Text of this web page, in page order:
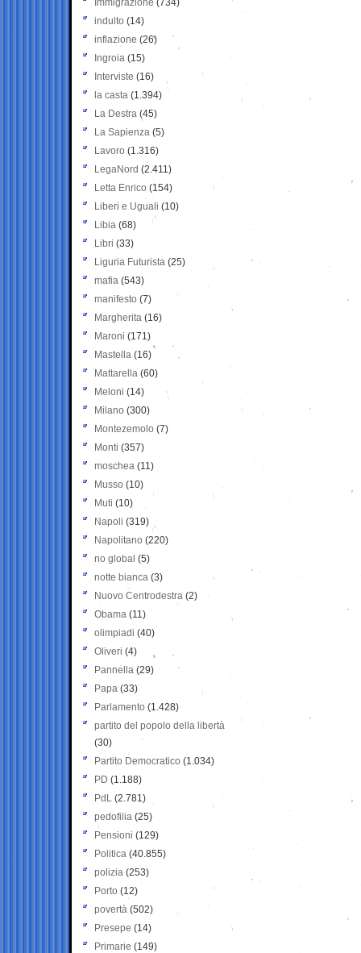
Immigrazione (734)
indulto (14)
inflazione (26)
Ingroia (15)
Interviste (16)
la casta (1.394)
La Destra (45)
La Sapienza (5)
Lavoro (1.316)
LegaNord (2.411)
Letta Enrico (154)
Liberi e Uguali (10)
Libia (68)
Libri (33)
Liguria Futurista (25)
mafia (543)
manifesto (7)
Margherita (16)
Maroni (171)
Mastella (16)
Mattarella (60)
Meloni (14)
Milano (300)
Montezemolo (7)
Monti (357)
moschea (11)
Musso (10)
Muti (10)
Napoli (319)
Napolitano (220)
no global (5)
notte bianca (3)
Nuovo Centrodestra (2)
Obama (11)
olimpiadi (40)
Oliveri (4)
Pannella (29)
Papa (33)
Parlamento (1.428)
partito del popolo della libertà
(30)
Partito Democratico (1.034)
PD (1.188)
PdL (2.781)
pedofilia (25)
Pensioni (129)
Politica (40.855)
polizia (253)
Porto (12)
povertà (502)
Presepe (14)
Primarie (149)